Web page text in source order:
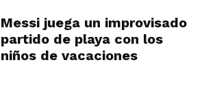
Messi juega un improvisado
partido de playa con los
niños de vacaciones